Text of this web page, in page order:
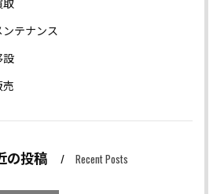
ンテナンス
設
売
の投稿 Recent Posts